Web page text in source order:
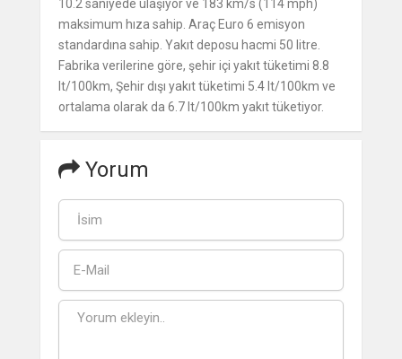
10.2 saniyede ulaşıyor ve 183 km/s (114 mph)
maksimum hıza sahip. Araç Euro 6 emisyon
standardına sahip. Yakıt deposu hacmi 50 litre.
Fabrika verilerine göre, şehir içi yakıt tüketimi 8.8
lt/100km, Şehir dışı yakıt tüketimi 5.4 lt/100km ve
ortalama olarak da 6.7 lt/100km yakıt tüketiyor.
Yorum